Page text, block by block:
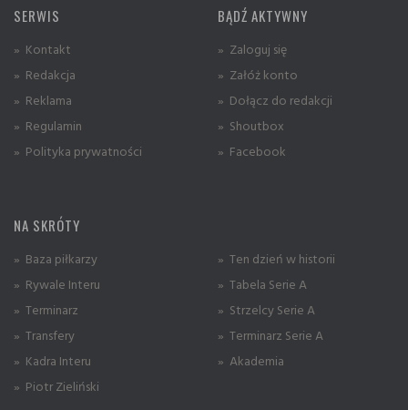
SERWIS
» Kontakt
» Redakcja
» Reklama
» Regulamin
» Polityka prywatności
BĄDŹ AKTYWNY
» Zaloguj się
» Załóż konto
» Dołącz do redakcji
» Shoutbox
» Facebook
NA SKRÓTY
» Baza piłkarzy
» Rywale Interu
» Terminarz
» Transfery
» Kadra Interu
» Piotr Zieliński
» Ten dzień w historii
» Tabela Serie A
» Strzelcy Serie A
» Terminarz Serie A
» Akademia